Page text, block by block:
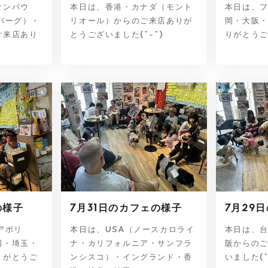
パウ
ーグ）・
店あり
本日は、香港・カナダ（モント
リオール）からのご来店ありが
とうございました(^-^)
本日は、
岡・大阪
りがとう
子
ポリ
埼玉・
がとうご
7月31日のカフェの様子
本日は、USA（ノースカロライ
ナ・カリフォルニア・サンフラ
ンシスコ）・イングランド・香
7月29日
本日は、
阪からの
いまし